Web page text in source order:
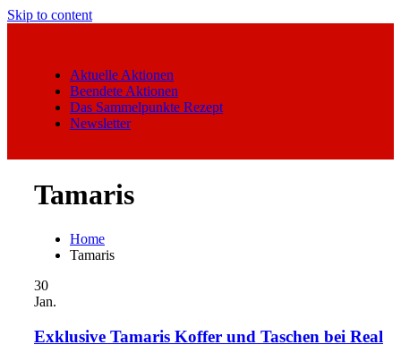
Skip to content
Aktuelle Aktionen
Beendete Aktionen
Das Sammelpunkte Rezept
Newsletter
Tamaris
Home
Tamaris
30
Jan.
Exklusive Tamaris Koffer und Taschen bei Real